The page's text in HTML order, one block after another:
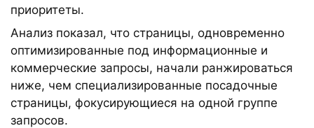
приоритеты.
Анализ показал, что страницы, одновременно
оптимизированные под информационные и
коммерческие запросы, начали ранжироваться
ниже, чем специализированные посадочные
страницы, фокусирующиеся на одной группе
запросов.